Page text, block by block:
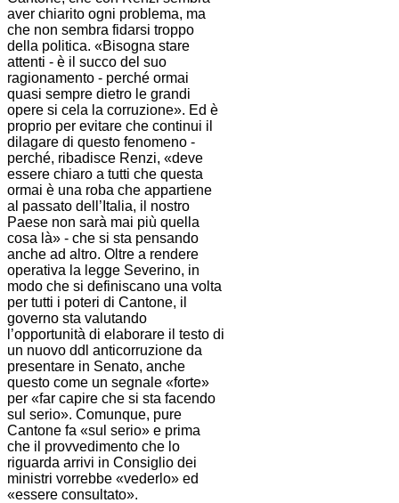
aver chiarito ogni problema, ma
che non sembra fidarsi troppo
della politica. «Bisogna stare
attenti - è il succo del suo
ragionamento - perché ormai
quasi sempre dietro le grandi
opere si cela la corruzione». Ed è
proprio per evitare che continui il
dilagare di questo fenomeno -
perché, ribadisce Renzi, «deve
essere chiaro a tutti che questa
ormai è una roba che appartiene
al passato dell’Italia, il nostro
Paese non sarà mai più quella
cosa là» - che si sta pensando
anche ad altro. Oltre a rendere
operativa la legge Severino, in
modo che si definiscano una volta
per tutti i poteri di Cantone, il
governo sta valutando
l’opportunità di elaborare il testo di
un nuovo ddl anticorruzione da
presentare in Senato, anche
questo come un segnale «forte»
per «far capire che si sta facendo
sul serio». Comunque, pure
Cantone fa «sul serio» e prima
che il provvedimento che lo
riguarda arrivi in Consiglio dei
ministri vorrebbe «vederlo» ed
«essere consultato».